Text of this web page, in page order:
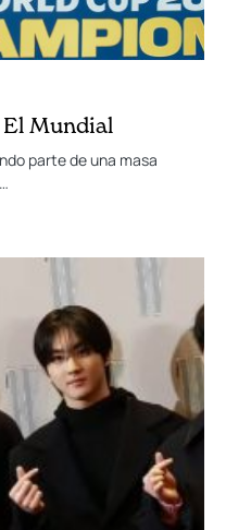
Mundial
parte de una masa